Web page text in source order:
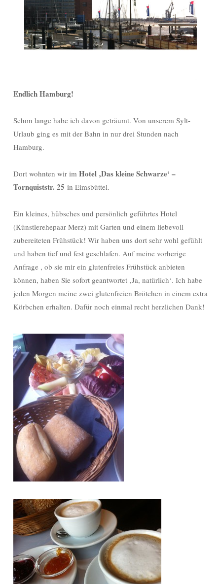
Endlich Hamburg!
Schon lange habe ich davon geträumt. Von unserem Sylt-
Urlaub ging es mit der Bahn in nur drei Stunden nach
Hamburg.
Dort wohnten wir im Hotel ‚Das kleine Schwarze‘ –
Tornquiststr. 25 in Eimsbüttel.
Ein kleines, hübsches und persönlich geführtes Hotel
(Künstlerehepaar Merz) mit Garten und einem liebevoll
zubereiteten Frühstück! Wir haben uns dort sehr wohl gefühlt
und haben tief und fest geschlafen. Auf meine vorherige
Anfrage , ob sie mir ein glutenfreies Frühstück anbieten
können, haben Sie sofort geantwortet ‚Ja, natürlich‘. Ich habe
jeden Morgen meine zwei glutenfreien Brötchen in einem extra
Körbchen erhalten. Dafür noch einmal recht herzlichen Dank!